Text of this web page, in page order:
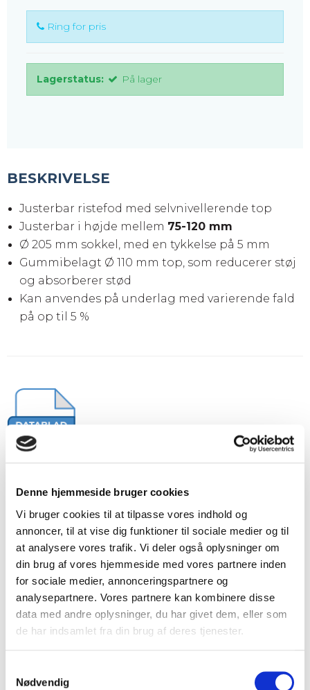
Denne hjemmeside bruger cookies
Vi bruger cookies til at tilpasse vores indhold og
annoncer, til at vise dig funktioner til sociale medier og til
at analysere vores trafik. Vi deler også oplysninger om
din brug af vores hjemmeside med vores partnere inden
for sociale medier, annonceringspartnere og
analysepartnere. Vores partnere kan kombinere disse
data med andre oplysninger, du har givet dem, eller som
de har indsamlet fra din brug af deres tjenester.
Nødvendig
Ring for pris
Lagerstatus: På lager
BESKRIVELSE
Justerbar ristefod med selvnivellerende top
Justerbar i højde mellem 75-120 mm
Ø 205 mm sokkel, med en tykkelse på 5 mm
Gummibelagt Ø 110 mm top, som reducerer støj
og absorberer stød
Kan anvendes på underlag med varierende fald
på op til 5 %
Tilkøb
Kategori: Tilbehør